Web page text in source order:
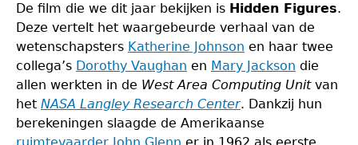
De film die we dit jaar bekijken is Hidden Figures.
Deze vertelt het waargebeurde verhaal van de
wetenschapsters Katherine Johnson en haar twee
collega’s Dorothy Vaughan en Mary Jackson die
allen werkten in de West Area Computing Unitvan
het NASA Langley Research Center. Dankzij hun
berekeningen slaagde de Amerikaanse